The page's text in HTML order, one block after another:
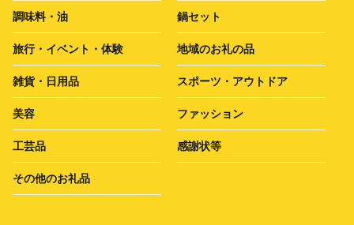
調味料・油 鍋セット
旅行・イベント・体験 地域のお礼の品
雑貨・日用品 スポーツ・アウトドア
美容 ファッション
工芸品 感謝状等
その他のお礼品